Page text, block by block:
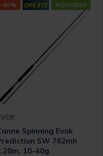
-40% NOUVEAU
Spinning Evok
SW 762mh
10-40g